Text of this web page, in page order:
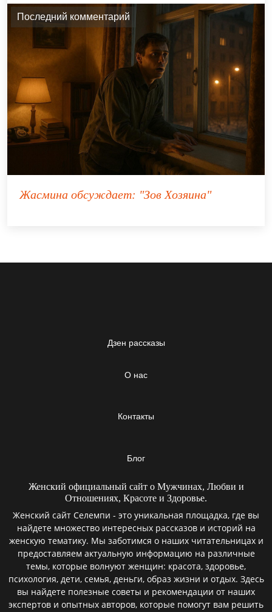
Последний комментарий
Жасмина обсуждает: "Зов Хозяина"
Дзен рассказы
О нас
Контакты
Блог
Женский официальный сайт о Мужчинах, Любви и
Отношениях, Красоте и Здоровье.
Женский сайт Селемпи - это уникальная площадка, где вы
найдете множество интересных рассказов и историй на
женскую тематику. Мы заботимся о наших читательницах и
предоставляем актуальную информацию на различные
темы, которые волнуют женщин: красота, здоровье,
психология, дети, семья, деньги, образ жизни и отдых. Здесь
вы найдете полезные советы и рекомендации от наших
экспертов и опытных авторов, которые помогут вам решить